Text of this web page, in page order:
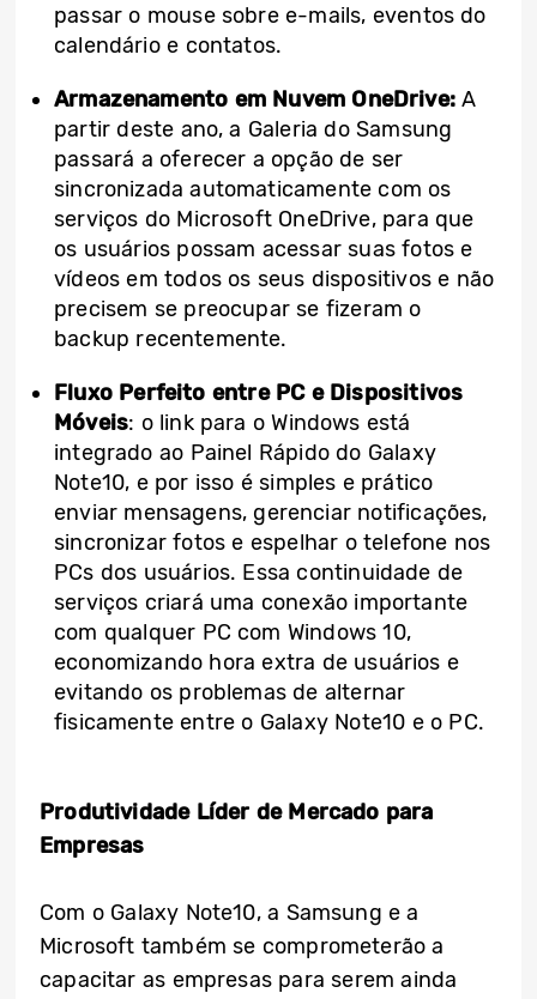
passar o mouse sobre e-mails, eventos do
calendário e contatos.
Armazenamento em Nuvem OneDrive: A
partir deste ano, a Galeria do Samsung
passará a oferecer a opção de ser
sincronizada automaticamente com os
serviços do Microsoft OneDrive, para que
os usuários possam acessar suas fotos e
vídeos em todos os seus dispositivose não
precisem se preocupar se fizeram o
backup recentemente.
Fluxo Perfeito entre PC e Dispositivos
Móveis: o link para o Windows está
integrado ao Painel Rápido do Galaxy
Note10, e por isso é simples e prático
enviar mensagens, gerenciar notificações,
sincronizar fotos e espelhar o telefone nos
PCs dos usuários. Essa continuidade de
serviços criará uma conexão importante
com qualquer PC com Windows 10,
economizando hora extra de usuários e
evitando os problemas de alternar
fisicamente entre o Galaxy Note10 e o PC.
Produtividade Líder de Mercado para
Empresas
Com o Galaxy Note10, a Samsung e a
Microsoft também se comprometerão a
capacitar as empresas para serem ainda